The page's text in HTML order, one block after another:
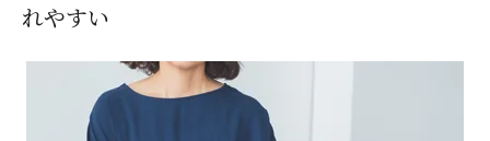
れやすい